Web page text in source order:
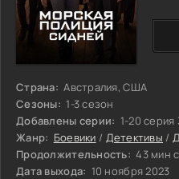
Страна: Австралия, США
Сезоны: 1-3 сезон
Добавлены серии: 1-20 серия
Жанр: Боевики / Детективы /
Продолжительность: 43 мин
Дата выхода: 10 ноября 2023